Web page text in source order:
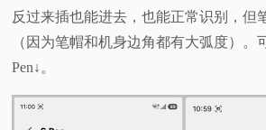
反过来插也能进去，也能正常识别，但
（因为笔帽和机身边角都有大弧度）。
Pen↓。